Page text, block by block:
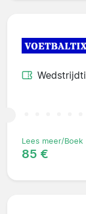
Lees meer/Boek
85 €